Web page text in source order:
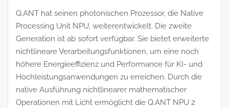
Q.ANT hat seinen photonischen Prozessor, die Native
Processing Unit NPU, weiterentwickelt. Die zweite
Generation ist ab sofort verfügbar. Sie bietet erweiterte
nichtlineare Verarbeitungsfunktionen, um eine noch
höhere Energieeffizienz und Performance für KI- und
Hochleistungsanwendungen zu erreichen. Durch die
native Ausführung nichtlinearer mathematischer
Operationen mit Licht ermöglicht die Q.ANT NPU 2